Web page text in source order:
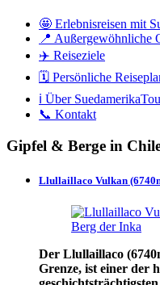
🤩 Erlebnisreisen mit
📍 Außergewöhnliche
✈️ Reiseziele
🗓️ Persönliche
ℹ️ Über
📞 Kontakt
Gipfel & Berge in
Llullaillaco Vulkan
Der Llullaillaco
Grenze, ist einer der